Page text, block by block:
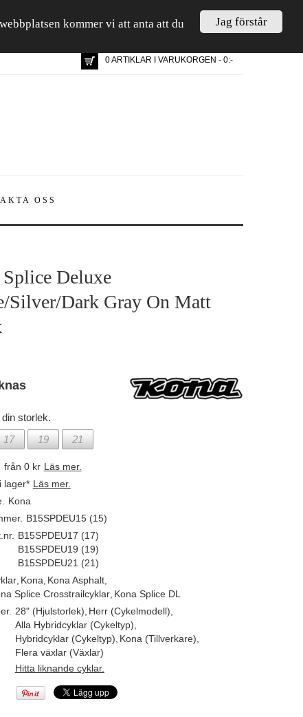
Jag förstår
kommer vi att anta att du
0 ARTIKLAR I VARUKORGEN - 0:-
OSS
Deluxe
Silver/Dark Gray On Matt
storlek.
17 19 21
från 0 kr Läs mer.
lager* Läs mer.
Kona
B15SPDEU15 (15)
B15SPDEU17 (17)
B15SPDEU19 (19)
B15SPDEU21 (21)
, Kona Kona Asphalt,
Splice Crosstrailcyklar, Kona Splice DL
28" (Hjulstorlek) Herr (Cykelmodell)
Alla Hybridcyklar (Cykeltyp)
Hybridcyklar (Cykeltyp) Kona (Tillverkare)
Flera växlar (Växlar)
Hitta liknande cyklar.